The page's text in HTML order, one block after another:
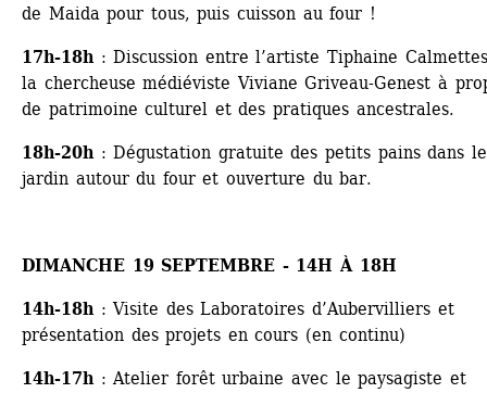
de Maida pour tous, puis cuisson au four !
17h-18h: Discussion entre l’artiste Tiphaine
la chercheuse médiéviste Viviane Griveau-Genest à
de patrimoine culturel et des pratiques ancestrales.
18h-20h: Dégustation gratuite des petits pains dans le
jardin autour du four et ouverture du bar.
DIMANCHE 19 SEPTEMBRE - 14H À 18H
14h-18h: Visite des Laboratoires d’Aubervilliers et
présentation des projets en cours (en continu)
14h-17h: Atelier forêt urbaine avec le paysagiste et